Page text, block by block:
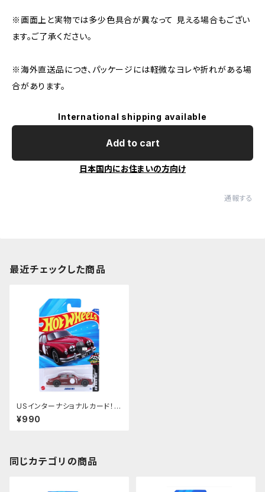
※画面上と実物では多少色具合が異なって 見える場合もござい
ます。ご了承ください。
※海外直送品につき、パッケージには軽微なヨレや折れがある場
合があります。
International shipping available
Add to cart
日本国内にお住まいの方向け
通報する
最近チェックした商品
USインターナショナルカード！
【Jaguar MK1】マルーン
¥990
同じカテゴリの商品